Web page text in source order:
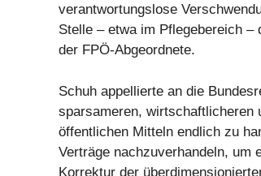
verantwortungslose
Stelle – etwa im Pflegebereich –
der FPÖ-Abgeordnete.
Schuh appellierte an die
sparsameren, wirtschaftlicheren
öffentlichen Mitteln endlich zu
Verträge nachzuverhandeln, um
Korrektur der